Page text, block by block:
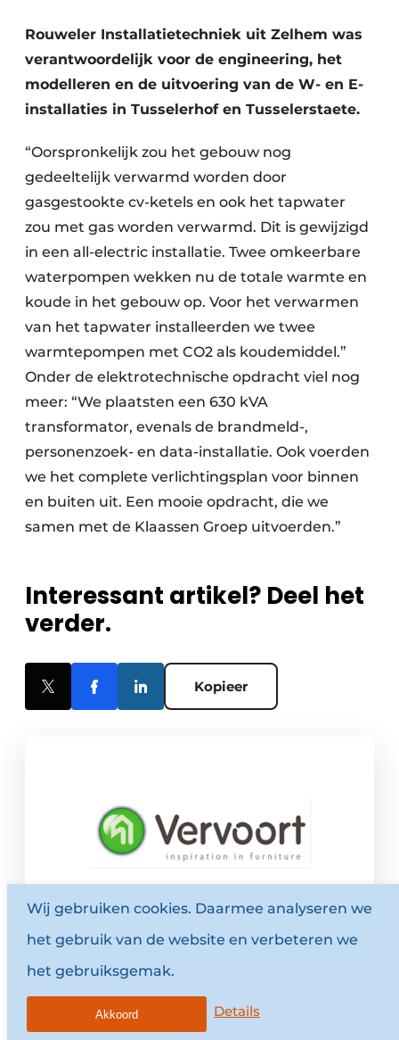
Rouweler Installatietechniek uit Zelhem was
verantwoordelijk voor de engineering, het
modelleren en de uitvoering van de W- en E-
installaties in Tusselerhof en Tusselerstaete.
“Oorspronkelijk zou het gebouw nog
gedeeltelijk verwarmd worden door
gasgestookte cv-ketels en ook het tapwater
zou met gas worden verwarmd. Dit is gewijzigd
in een all-electric installatie. Twee omkeerbare
waterpompen wekken nu de totale warmte en
koude in het gebouw op. Voor het verwarmen
van het tapwater installeerden we twee
warmtepompen met CO2 als koudemiddel.”
Onder de elektrotechnische opdracht viel nog
meer: “We plaatsten een 630 kVA
transformator, evenals de brandmeld-,
personenzoek- en data-installatie. Ook voerden
we het complete verlichtingsplan voor binnen
en buiten uit. Een mooie opdracht, die we
samen met de Klaassen Groep uitvoerden.”
Interessant artikel? Deel het
verder.
Kopieer
Vervoort
Vervoort horeca-, project en zorgmeubilair
Bij Vervoort vindt u meer dan een
uitgebreide collectie horeca,- project en
zorgmeubilair. Een gespecialiseerd team van
Wij gebruiken cookies. Daarmee analyseren we
het gebruik van de website en verbeteren we
het gebruiksgemak.
Details
Akkoord